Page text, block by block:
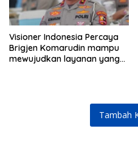
Visioner Indonesia Percaya
Brigjen Komarudin mampu
mewujudkan layanan yang
Tambah